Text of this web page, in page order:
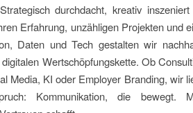
durchdacht, kreativ
Erfahrung, unzähligen Projekten und
Daten und Tech gestalten wir
Wertschöpfungskette. Ob
Media, KI oder Employer Branding, wir
Kommunikation, die bewegt.